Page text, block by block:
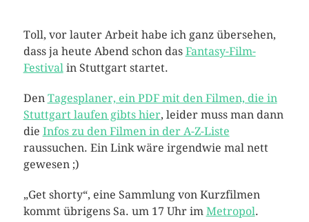
Toll, vor lauter Arbeit habe ich ganz übersehen,
dass ja heute Abend schon das Fantasy-Film-
Festivalin Stuttgart startet.
Den Tagesplaner, ein PDF mit den Filmen, die in
Stuttgart laufen gibts hier, leider muss man dann
die Infos zu den Filmen in der A-Z-Liste
raussuchen. Ein Link wäre irgendwie mal nett
gewesen ;)
„Get shorty“, eine Sammlung von Kurzfilmen
kommt übrigens Sa. um 17 Uhr im Metropol.